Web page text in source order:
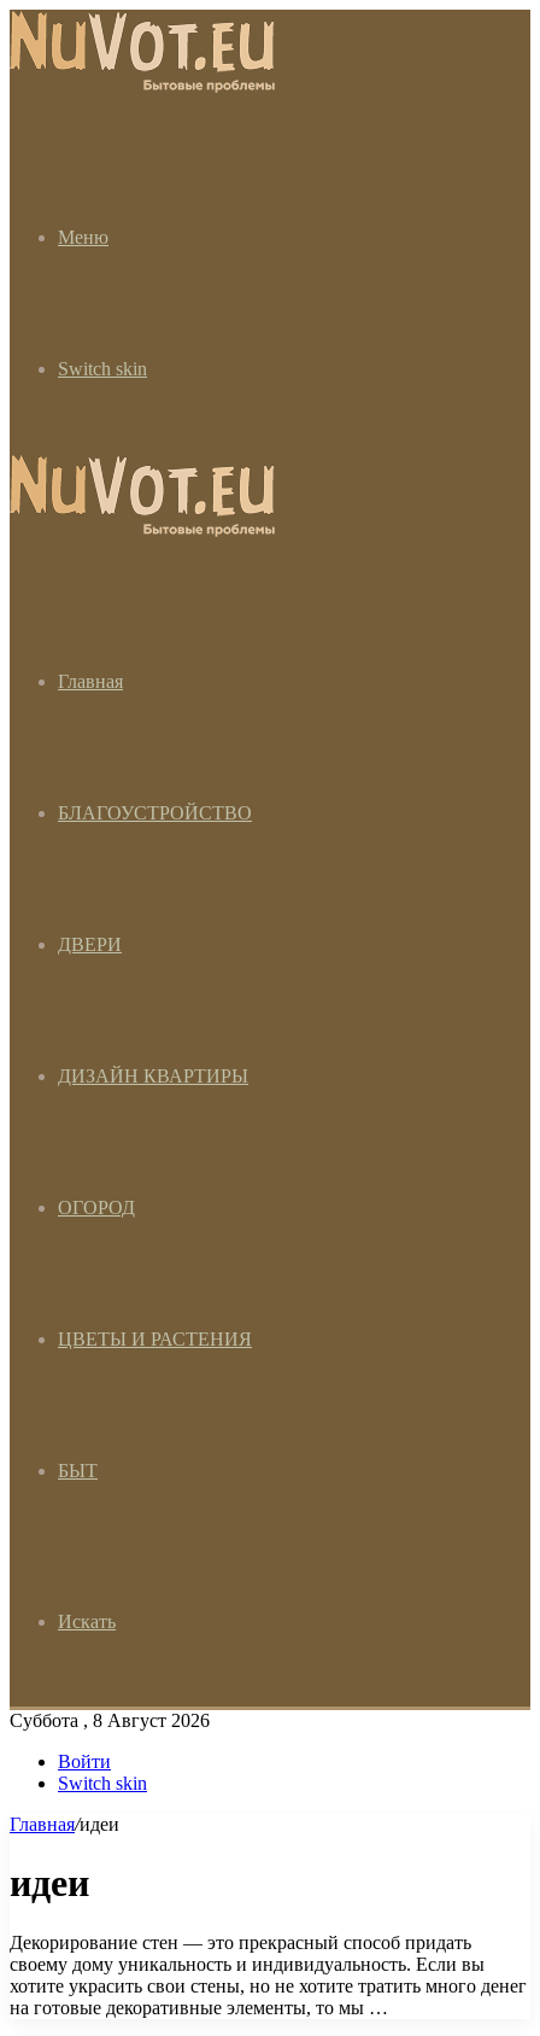
Меню
Switch skin
Главная
БЛАГОУСТРОЙСТВО
ДВЕРИ
ДИЗАЙН КВАРТИРЫ
ОГОРОД
ЦВЕТЫ И РАСТЕНИЯ
БЫТ
Искать
Суббота , 8 Август 2026
Войти
Switch skin
Главная/идеи
идеи
Декорирование стен — это прекрасный способ придать
своему дому уникальность и индивидуальность. Если вы
хотите украсить свои стены, но не хотите тратить много денег
на готовые декоративные элементы, то мы …